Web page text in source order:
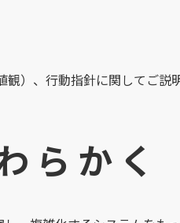
）、行動指針に関してご説
らかく